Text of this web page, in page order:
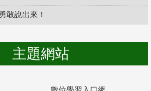
敢說出來！
主題網站